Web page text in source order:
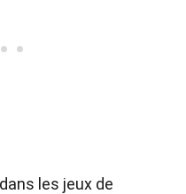
les jeux de